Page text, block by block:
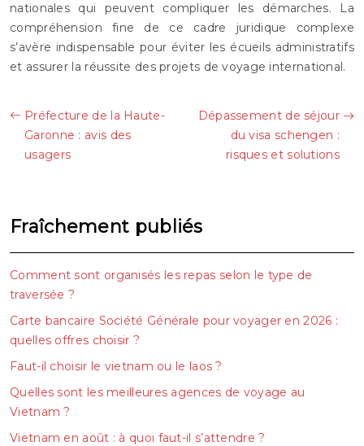
nationales qui peuvent compliquer les démarches. La
compréhension fine de ce cadre juridique complexe
s’avère indispensable pour éviter les écueils administratifs
et assurer la réussite des projets de voyage international.
Préfecture de la Haute-
Garonne : avis des
usagers
Dépassement de séjour
du visa schengen :
risques et solutions
Fraîchement publiés
Comment sont organisés les repas selon le type de
traversée ?
Carte bancaire Société Générale pour voyager en 2026 :
quelles offres choisir ?
Faut-il choisir le vietnam ou le laos ?
Quelles sont les meilleures agences de voyage au
Vietnam ?
Vietnam en août : à quoi faut-il s’attendre ?